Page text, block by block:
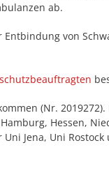
ab.
von
(Nr. 2019272).
Hessen,
Jena, Uni